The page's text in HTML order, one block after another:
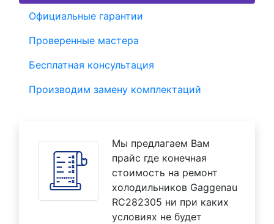
Официальные гарантии
Проверенные мастера
Бесплатная консультация
Производим замену комплектаций
Мы предлагаем Вам
прайс где конечная
стоимость на ремонт
холодильников Gaggenau
RC282305 ни при каких
условиях не будет